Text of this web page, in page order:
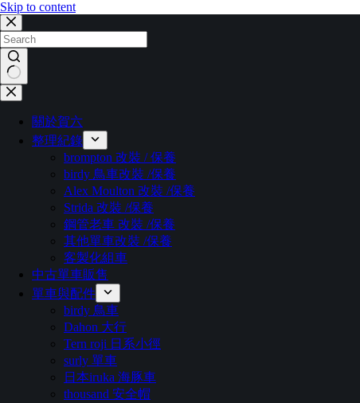
Skip to content
No
results
關於賀六
整理紀錄
brompton 改裝 / 保養
birdy 鳥車改裝 /保養
Alex Moulton 改裝 /保養
Strida 改裝 /保養
鋼管老車 改裝 /保養
其他單車改裝 /保養
客製化組車
中古單車販售
單車與配件
birdy 鳥車
Dahon 大行
Tern roji 日系小徑
surly 單車
日本iruka 海豚車
thousand 安全帽